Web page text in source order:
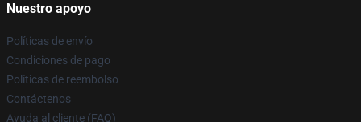
Nuestro apoyo
Políticas de envío
Condiciones de pago
Políticas de reembolso
Contáctenos
Ayuda al cliente (FAQ)